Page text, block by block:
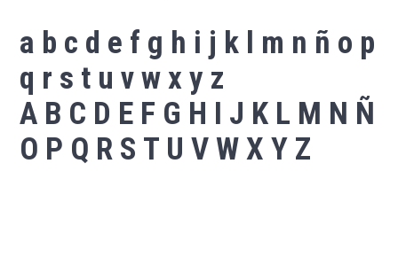
a b c d e f g h i j k l m n ñ o p
q r s t u v w x y z
A B C D E F G H I J K L M N Ñ
O P Q R S T U V W X Y Z